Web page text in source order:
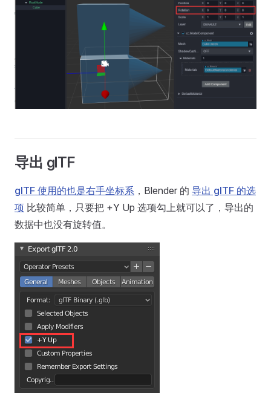
导出 glTF
glTF 使用的也是右手坐标系 ，Blender 的 导出 glTF 的选
项 比较简单，只要把 +Y Up 选项勾上就可以了，导出的
数据中也没有旋转值。